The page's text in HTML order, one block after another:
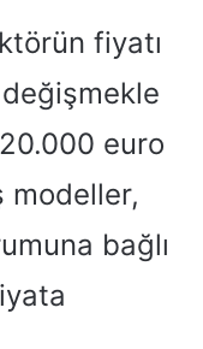
fiyatı
euro
modeller,
bağlı